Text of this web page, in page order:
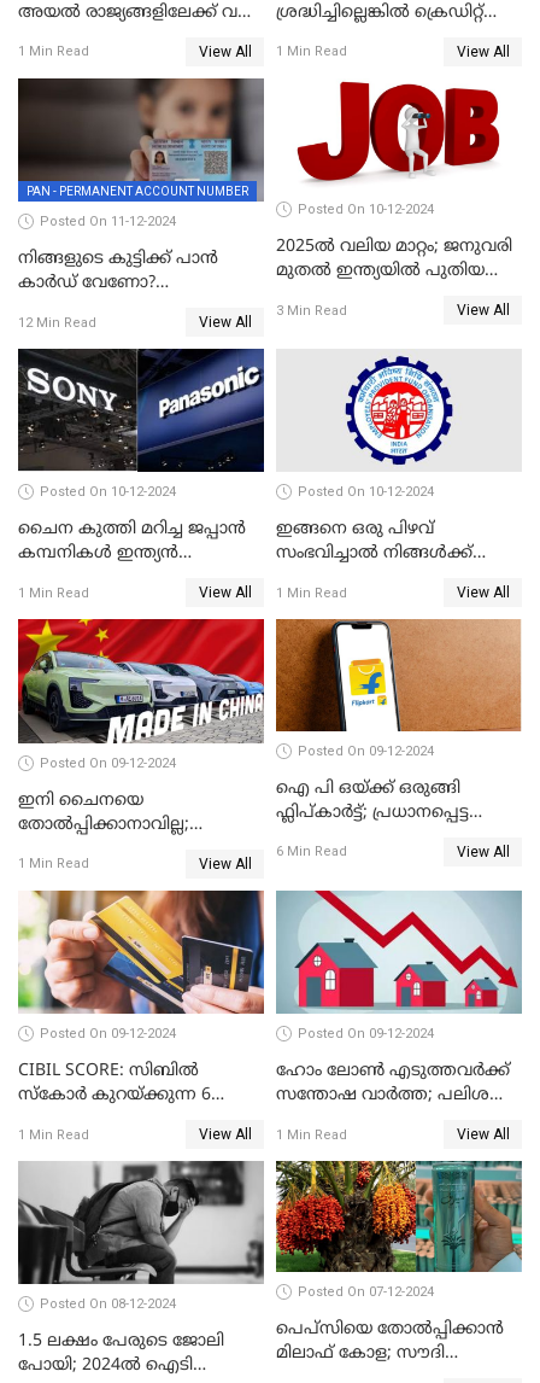
അയൽ രാജ്യങ്ങളിലേക്ക് വൻ
ചൈന
1 Min Read View All
ശ്രദ്ധിച്ചില്ലെങ്കിൽ ക്രെഡിറ്റ്
1 Min Read View All
PAN - PERMANENT ACCOUNT NUMBER
Posted On 11-12-2024
നിങ്ങളുടെ കുട്ടിക്ക് പാൻ
കാർഡ് വേണോ?
എങ്ങനെയാണെന്ന് നോക്കാം
12 Min Read View All
Posted On 10-12-2024
2025ൽ വലിയ മാറ്റം; ജനുവരി
മുതൽ ഇന്ത്യയിൽ പുതിയ
3 Min Read View All
Posted On 10-12-2024
ചൈന കുത്തി മറിച്ച ജപ്പാൻ
കമ്പനികൾ ഇന്ത്യൻ
വീണ്ടും മുന്നിൽ
1 Min Read View All
Posted On 10-12-2024
ഇങ്ങനെ ഒരു പിഴവ്
സംഭവിച്ചാൽ നിങ്ങൾക്ക്
1 Min Read View All
Posted On 09-12-2024
ഇനി ചൈനയെ
തോൽപ്പിക്കാനാവില്ല;
അമേരിക്കയേയും ഞെട്ടിച്ച്
ചൈനീസ് കാറുകൾ
1 Min Read View All
Posted On 09-12-2024
ഐ പി ഒയ്ക്ക് ഒരുങ്ങി
ഫ്ലിപ്കാർട്ട്; പ്രധാനപ്പെട്ട
6 Min Read View All
Posted On 09-12-2024
CIBIL SCORE: സിബിൽ
സ്കോർ കുറയ്ക്കുന്ന 6
1 Min Read View All
Posted On 09-12-2024
ഹോം ലോൺ എടുത്തവർക്ക്
സന്തോഷ വാർത്ത; പലിശ
1 Min Read View All
Posted On 08-12-2024
1.5 ലക്ഷം പേരുടെ ജോലി
പോയി; 2024ൽ ഐടി
Posted On 07-12-2024
പെപ്സിയെ തോൽപ്പിക്കാൻ
മിലാഫ് കോള; സൗദി